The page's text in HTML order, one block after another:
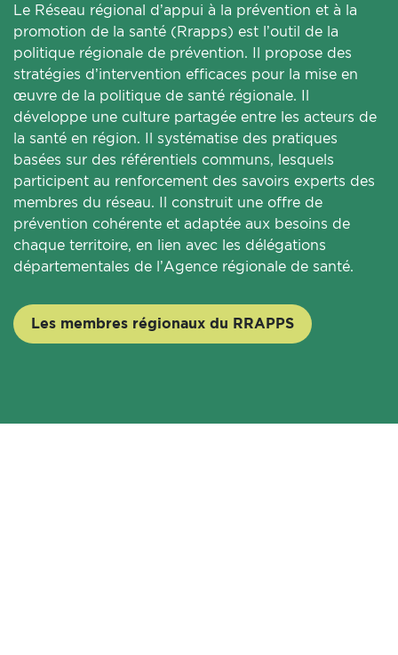
Le Réseau régional d’appui à la prévention et à la
promotion de la santé (Rrapps) est l’outil de la
politique régionale de prévention. Il propose des
stratégies d’intervention efficaces pour la mise en
œuvre de la politique de santé régionale. Il
développe une culture partagée entre les acteurs de
la santé en région. Il systématise des pratiques
basées sur des référentiels communs, lesquels
participent au renforcement des savoirs experts des
membres du réseau. Il construit une offre de
prévention cohérente et adaptée aux besoins de
chaque territoire, en lien avec les délégations
départementales de l’Agence régionale de santé.
Les membres régionaux du RRAPPS